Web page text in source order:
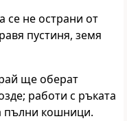
се не острани от
пустиня, земя
ще оберат
работи с ръката
пълни кошници.